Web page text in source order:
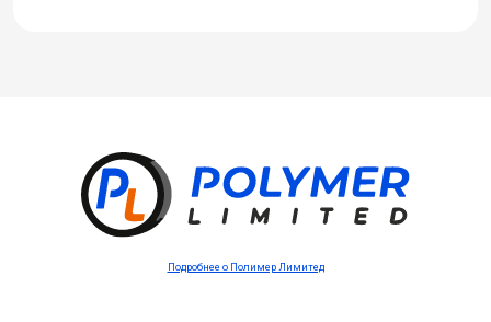
Подробнее о Полимер Лимитед